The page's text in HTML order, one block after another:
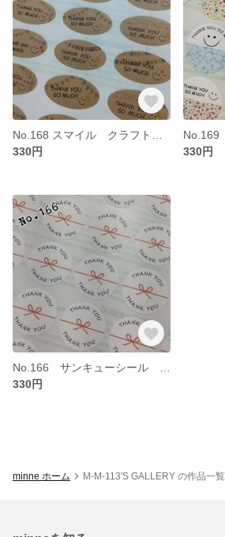
330円
330円
330円
minne ホーム M-M-113'S GALLERY の作品一覧